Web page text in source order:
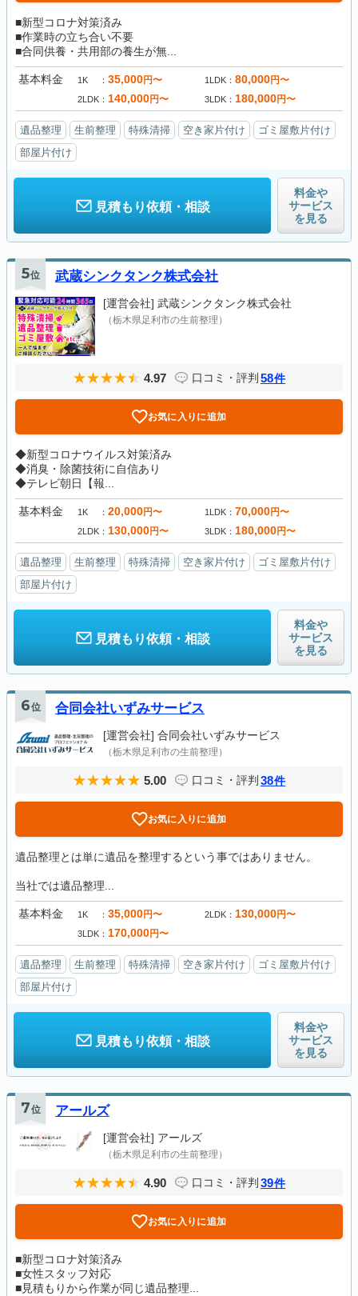
■新型コロナ対策済み
■作業時の立ち合い不要
■合同供養・共用部の養生が無...
基本料金 1K 35,000円〜 1LDK 80,000円〜
2LDK 140,000円〜 3LDK 180,000円〜
遺品整理 生前整理 特殊清掃 空き家片付け
ゴミ屋敷片付け
部屋片付け
見積もり依頼・相談
料金や
サービス
を見る
5位 武蔵シンクタンク株式会社
[運営会社] 武蔵シンクタンク株式会社
（栃木県足利市の生前整理）
4.97 口コミ・評判 58件
お気に入りに追加
◆新型コロナウイルス対策済み
◆消臭・除菌技術に自信あり
◆テレビ朝日【報...
基本料金 1K 20,000円〜 1LDK 70,000円〜
2LDK 130,000円〜 3LDK 180,000円〜
遺品整理 生前整理 特殊清掃 空き家片付け
ゴミ屋敷片付け
部屋片付け
見積もり依頼・相談
料金や
サービス
を見る
6位 合同会社いずみサービス
[運営会社] 合同会社いずみサービス
（栃木県足利市の生前整理）
5.00 口コミ・評判 38件
お気に入りに追加
遺品整理とは単に遺品を整理するという事ではありません。
当社では遺品整理...
基本料金 1K 35,000円〜 2LDK 130,000円〜
3LDK 170,000円〜
遺品整理 生前整理 特殊清掃 空き家片付け
ゴミ屋敷片付け
部屋片付け
見積もり依頼・相談
料金や
サービス
を見る
7位 アールズ
[運営会社] アールズ
（栃木県足利市の生前整理）
4.90 口コミ・評判 39件
お気に入りに追加
■新型コロナ対策済み
■女性スタッフ対応
■見積もりから作業が同じ遺品整理...